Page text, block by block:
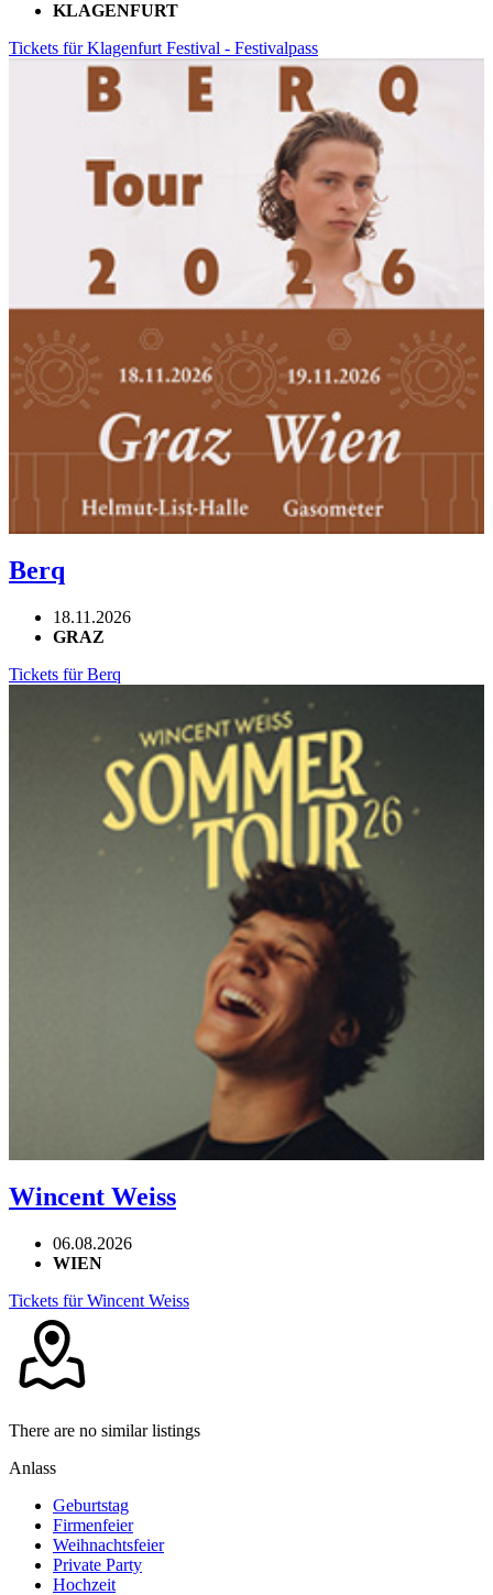
KLAGENFURT
Tickets für Klagenfurt Festival - Festivalpass
Berq
18.11.2026
GRAZ
Tickets für Berq
Wincent Weiss
06.08.2026
WIEN
Tickets für Wincent Weiss
There are no similar listings
Anlass
Geburtstag
Firmenfeier
Weihnachtsfeier
Private Party
Hochzeit